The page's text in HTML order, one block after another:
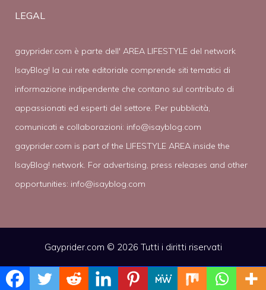
LEGAL
gayprider.com è parte dell' AREA LIFESTYLE del network
IsayBlog! la cui rete editoriale comprende siti tematici di
informazione indipendente che contano sul contributo di
appassionati ed esperti del settore. Per pubblicità,
comunicati e collaborazioni: info@isayblog.com
gayprider.com is part of the LIFESTYLE AREA inside the
IsayBlog! network. For advertising, press releases and other
opportunities: info@isayblog.com
Gayprider.com © 2026 Tutti i diritti riservati